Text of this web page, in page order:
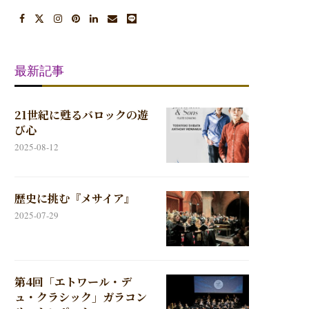
最新記事
21世紀に甦るバロックの遊
び心
2025-08-12
歴史に挑む『メサイア』
2025-07-29
第4回「エトワール・デ
ュ・クラシック」ガラコン